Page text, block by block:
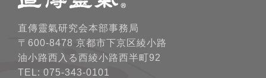
直傳靈氣研究会本部事務局
〒600-8478 京都市下京区綾小路
油小路西入る西綾小路西半町92
TEL: 075-343-0101